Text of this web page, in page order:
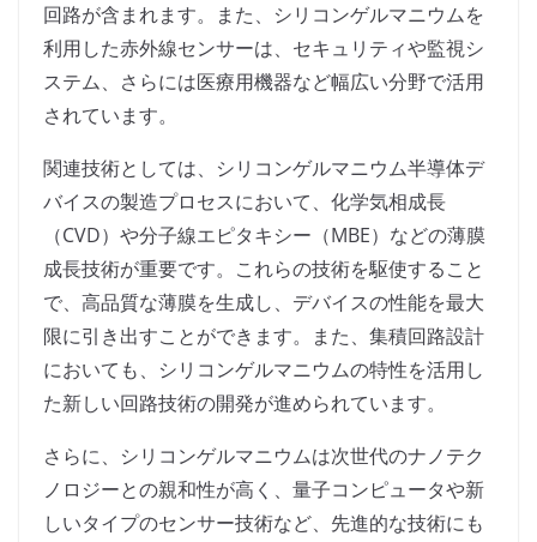
回路が含まれます。また、シリコンゲルマニウムを
利用した赤外線センサーは、セキュリティや監視シ
ステム、さらには医療用機器など幅広い分野で活用
されています。
関連技術としては、シリコンゲルマニウム半導体デ
バイスの製造プロセスにおいて、化学気相成長
（CVD）や分子線エピタキシー（MBE）などの薄膜
成長技術が重要です。これらの技術を駆使すること
で、高品質な薄膜を生成し、デバイスの性能を最大
限に引き出すことができます。また、集積回路設計
においても、シリコンゲルマニウムの特性を活用し
た新しい回路技術の開発が進められています。
さらに、シリコンゲルマニウムは次世代のナノテク
ノロジーとの親和性が高く、量子コンピュータや新
しいタイプのセンサー技術など、先進的な技術にも